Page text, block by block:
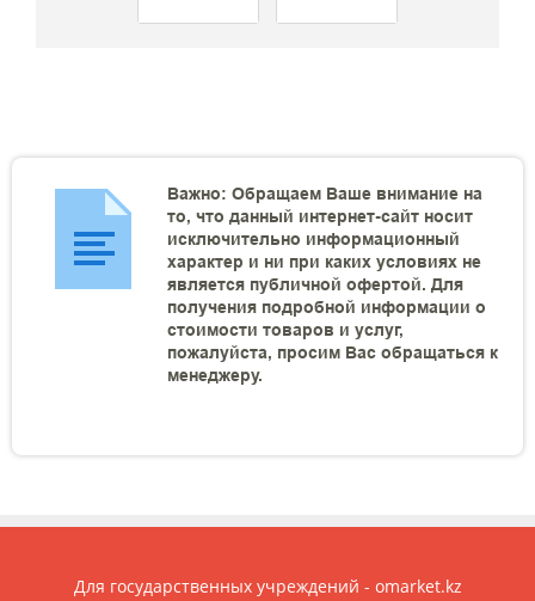
Важно: Обращаем Ваше внимание на
то, что данный интернет-сайт носит
исключительно информационный
характер и ни при каких условиях не
является публичной офертой. Для
получения подробной информации о
стоимости товаров и услуг,
пожалуйста, просим Вас обращаться к
менеджеру.
Для государственных учреждений - omarket.kz